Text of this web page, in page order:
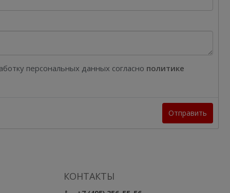
персональных данных согласно политике
Отправить
КОНТАКТЫ